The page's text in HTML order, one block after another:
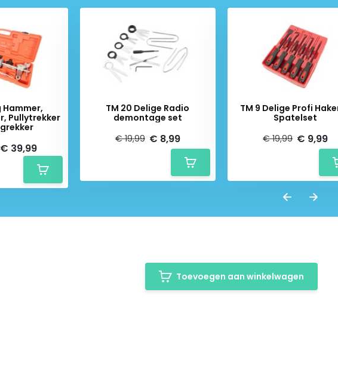
Hammer,
Pullytrekker
€ 39,99
TM 20 Delige Radio
demontage set
€ 19,99 € 8,99
TM 9 Delige Profi
Spatelset
€ 19,99 € 9,99
Toevoegen aan winkelwagen